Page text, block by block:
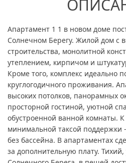
Апартамент 1 1 в новом доме
Солнечном Берегу. Жилой дом с
строительства, монолитной
утеплением, кирпичом и
Кроме того, комплекс идеально
круглогодичного проживания.
высоких потолков, панорамных
просторной гостиной, уютной
обустроенной ванной комнаты.
минимальной таксой поддержки
без бассейна. В апартаментах
за дополнительную плату.